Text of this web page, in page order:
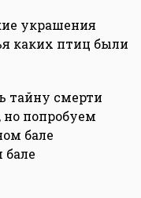
украшения
каких птиц были
тайну смерти
попробуем
бале